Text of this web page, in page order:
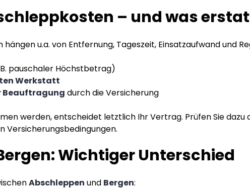
– und was
u.a. von Entfernung, Tageszeit, Einsatzaufwand und
pauschaler Höchstbetrag)
Werkstatt
Beauftragung durch die Versicherung
werden, entscheidet letztlich Ihr Vertrag. Prüfen Sie dazu
Versicherungsbedingungen.
Wichtiger Unterschied
Abschleppen und Bergen: